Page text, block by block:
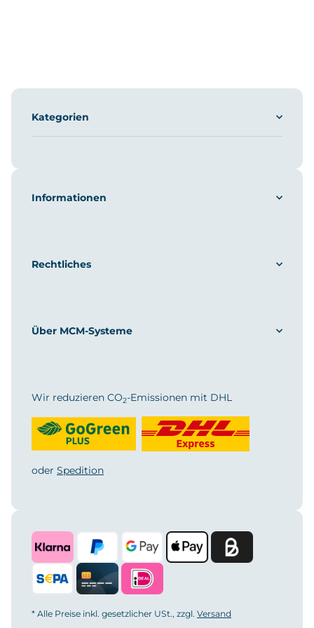
Kategorien
Informationen
Rechtliches
Über MCM-Systeme
Wir reduzieren CO2-Emissionen mit DHL
oder Spedition
* Alle Preise inkl. gesetzlicher USt., zzgl. Versand